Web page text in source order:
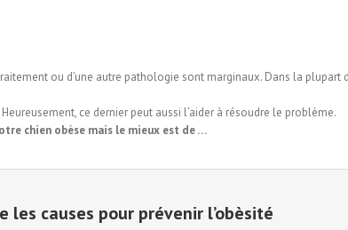
ou d’une autre pathologie sont marginaux. Dans la plupart
ce dernier peut aussi l’aider à résoudre le problème.
chien obèse mais le mieux est de …
les causes pour prévenir l’obèsité